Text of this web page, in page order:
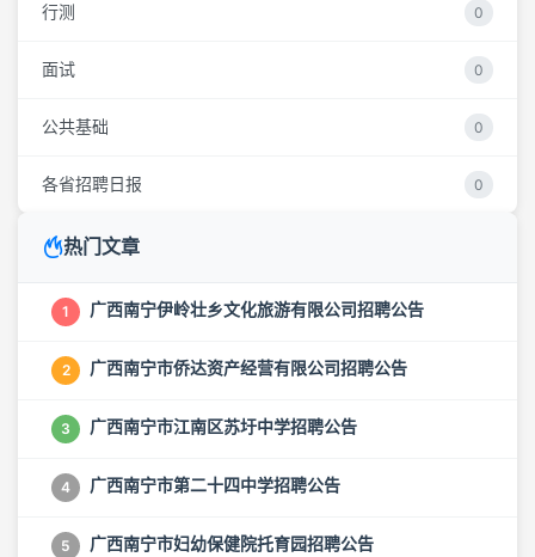
行测 0
面试 0
公共基础 0
各省招聘日报 0
热门文章
1 广西南宁伊岭壮乡文化旅游有限公司招聘公告
2 广西南宁市侨达资产经营有限公司招聘公告
3 广西南宁市江南区苏圩中学招聘公告
4 广西南宁市第二十四中学招聘公告
5 广西南宁市妇幼保健院托育园招聘公告